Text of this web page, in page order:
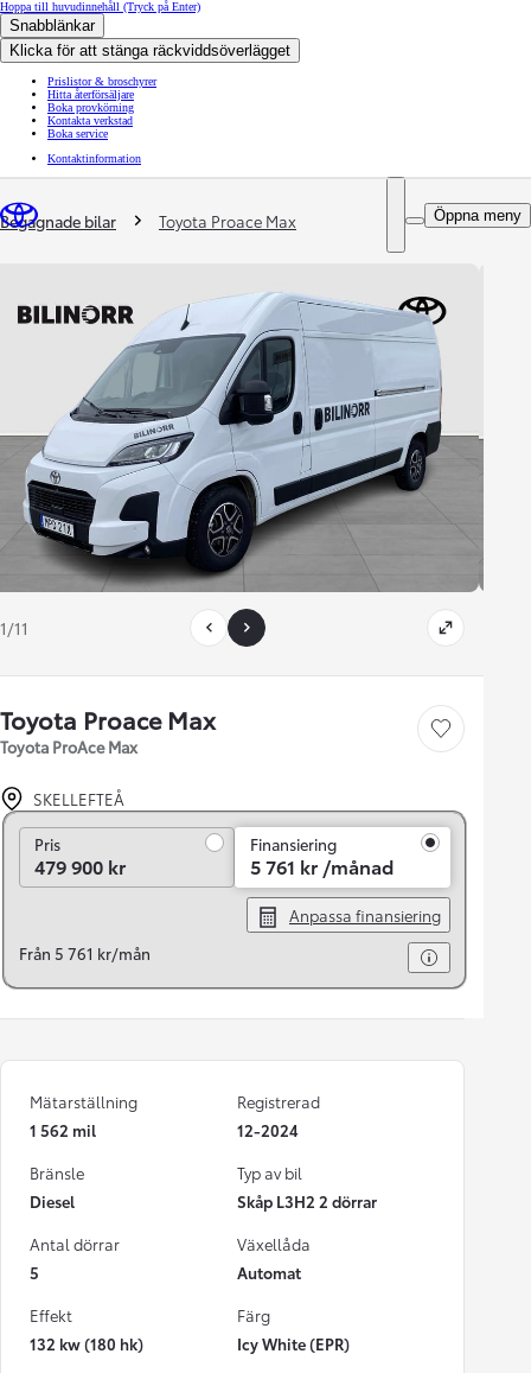
Hoppa till huvudinnehåll (Tryck på Enter)
Snabblänkar
Klicka för att stänga räckviddsöverlägget
Prislistor & broschyrer
Hitta återförsäljare
Boka provkörning
Kontakta verkstad
Boka service
Kontaktinformation
Öppna meny
You are here
Begagnade bilar Toyota Proace Max
1/11
Toyota Proace Max
Toyota ProAce Max
Save car
SKELLEFTEÅ
PrisPris
479 900 kr
Finansiering
5 761 kr /månad
Anpassa finansiering
Från 5 761 kr/mån
Mätarställning
1 562 mil
Registrerad
12-2024
Bränsle
Diesel
Typ av bil
Skåp L3H2 2 dörrar
Antal dörrar
5
Växellåda
Automat
Effekt
132 kw (180 hk)
Färg
Icy White (EPR)